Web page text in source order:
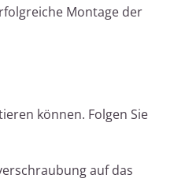
Montage der
können. Folgen Sie
auf das